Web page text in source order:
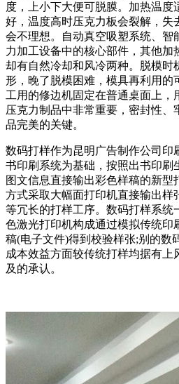
度，上小下大便可脱膜。加热温度
好，温度高时压克力板会裂解，失
会不理想。自动真空吸塑系统、智
力加工设备中的核心部件，其他加
却有自然冷却和风冷两种。脱模时
形，晚了脱模困难，模具再利用的
工用的修边机固定在普通桌面上，
压克力制品中非常重要，密封性、
品完美的关键。
数码打样作为昆明广告制作公司印
书印刷系统为基础，按照出书印刷
图文信息直接输出彩色样稿的新型
方式采取大幅面打印机直接输出样
等冗长的打样工序。数码打样系统
色激光打印机构成通过模拟传统印
稿(电子文件)得到校验样张;别的数
成本效益方面较传统打样均据有上
及的承认。